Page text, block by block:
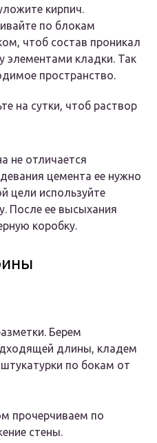
кирпич.
по блокам
чтоб состав проникал
элементами кладки. Так
пространство.
на сутки, чтоб раствор
не отличается
цемента ее нужно
цели используйте
После ее высыхания
коробку.
Берем
длины, кладем
по бокам от
прочерчиваем по
стены.